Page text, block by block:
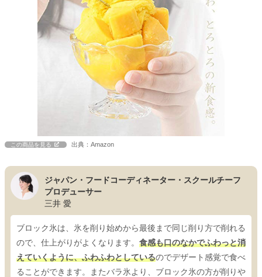
この商品を見る 出典：Amazon
ジャパン・フードコーディネーター・スクールチーフ
プロデューサー
三井 愛
ブロック氷は、氷を削り始めから最後まで同じ削り方で削れる
ので、仕上がりがよくなります。 食感も口のなかでふわっと消
えていくように、ふわふわとしているのでデザート感覚で食べ
ることができます。またバラ氷より、ブロック氷の方が削りや